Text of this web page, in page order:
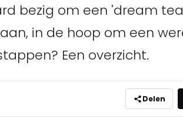
bezig om een 'dream
in de hoop om een
Een overzicht.
Delen